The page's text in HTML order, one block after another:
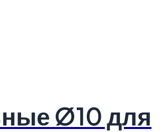
Ø10 для